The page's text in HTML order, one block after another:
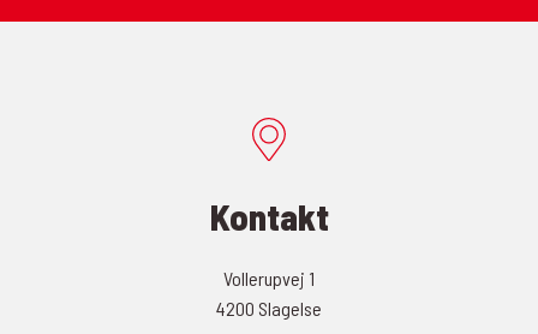
Kontakt
Vollerupvej 1
4200 Slagelse